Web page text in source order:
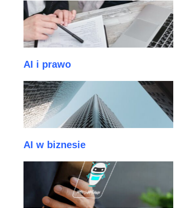
AI i prawo
AI w biznesie